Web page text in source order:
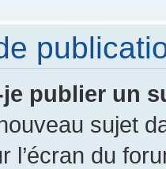
publier un
sujet
l’écran du